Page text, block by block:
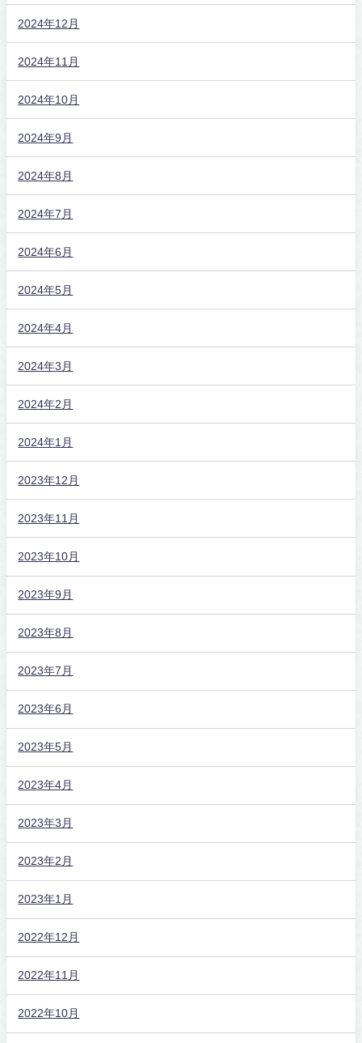
2024年12月
2024年11月
2024年10月
2024年9月
2024年8月
2024年7月
2024年6月
2024年5月
2024年4月
2024年3月
2024年2月
2024年1月
2023年12月
2023年11月
2023年10月
2023年9月
2023年8月
2023年7月
2023年6月
2023年5月
2023年4月
2023年3月
2023年2月
2023年1月
2022年12月
2022年11月
2022年10月